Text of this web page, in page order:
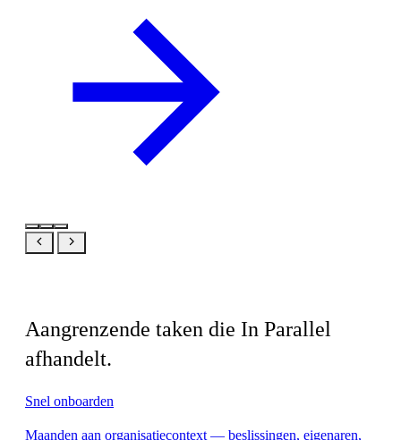
Aangrenzende taken die In Parallel
afhandelt.
Snel onboarden
Maanden aan organisatiecontext — beslissingen, eigenaren,